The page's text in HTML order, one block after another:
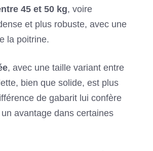
45 et 50 kg, voire
et plus robuste, avec une
la poitrine.
, avec une taille variant entre
bien que solide, est plus
de gabarit lui confère
avantage dans certaines